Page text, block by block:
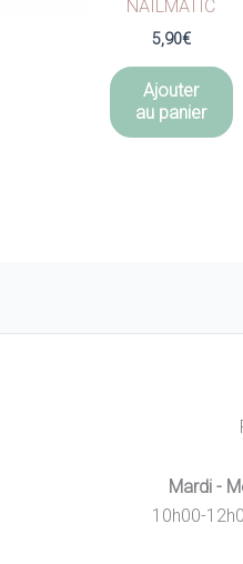
NAILMATIC
5,90€
Ajouter
au panier
Mardi -
10h00-